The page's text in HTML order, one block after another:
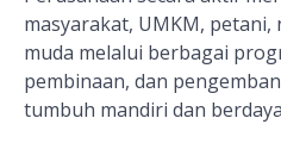
masyarakat, UMKM,
muda melalui berbagai
pembinaan, dan
tumbuh mandiri dan